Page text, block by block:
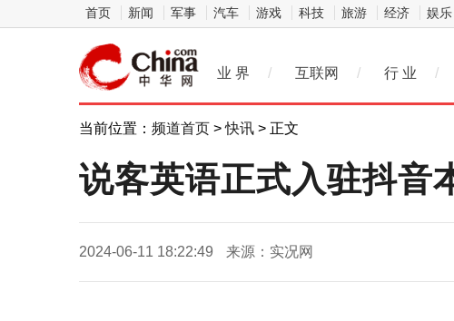
首页 新闻 军事 汽车 游戏 科技 旅游 经济 娱乐
业 界 / 互联网 / 行 业 /
当前位置： 频道首页 >快讯 > 正文
说客英语正式入驻抖音
2024-06-11 18:22:49 来源：实况网